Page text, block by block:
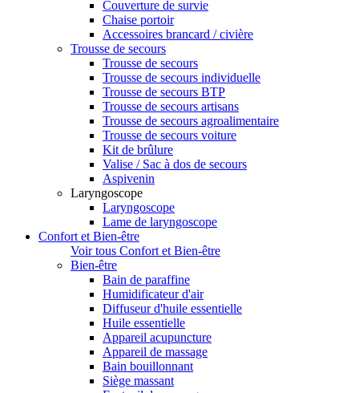
Couverture de survie
Chaise portoir
Accessoires brancard / civière
Trousse de secours
Trousse de secours
Trousse de secours individuelle
Trousse de secours BTP
Trousse de secours artisans
Trousse de secours agroalimentaire
Trousse de secours voiture
Kit de brûlure
Valise / Sac à dos de secours
Aspivenin
Laryngoscope
Laryngoscope
Lame de laryngoscope
Confort et Bien-être
Voir tous Confort et Bien-être
Bien-être
Bain de paraffine
Humidificateur d'air
Diffuseur d'huile essentielle
Huile essentielle
Appareil acupuncture
Appareil de massage
Bain bouillonnant
Siège massant